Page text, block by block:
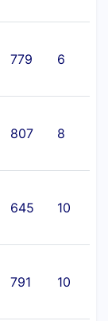
779 6
807 8
645 10
791 10